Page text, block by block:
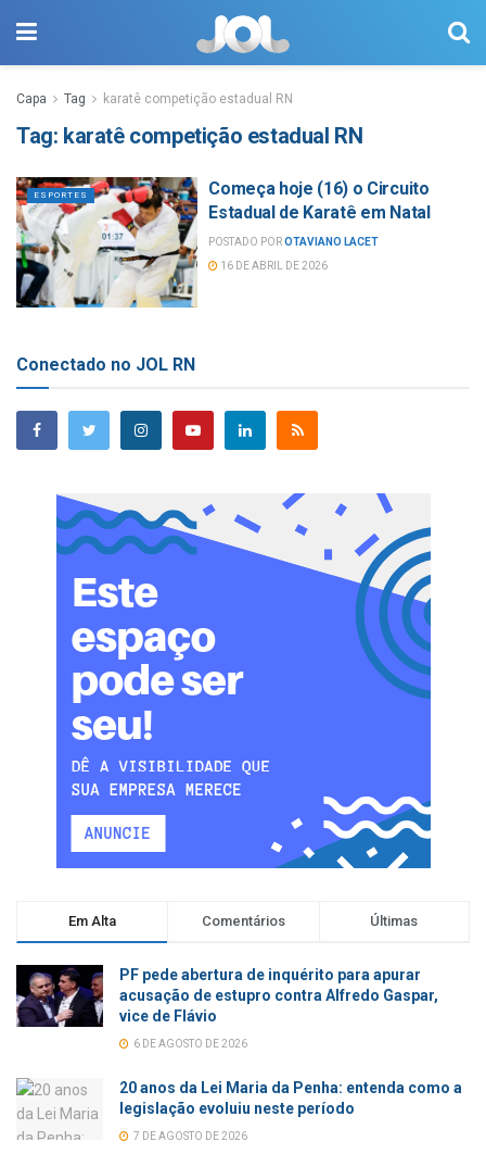
Capa Tag karatê competição estadual RN
Tag: karatê competição estadual RN
ESPORTES
Começa hoje (16) o Circuito
Estadual de Karatê em Natal
POSTADO POROTAVIANO LACET
16 DE ABRIL DE 2026
Conectado no JOL RN
Em Alta Comentários Últimas
PF pede abertura de inquérito para apurar
acusação de estupro contra Alfredo Gaspar,
vice de Flávio
6 DE AGOSTO DE 2026
20 anos da Lei Maria da Penha: entenda como a
legislação evoluiu neste período
7 DE AGOSTO DE 2026